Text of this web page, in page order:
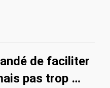
de faciliter
pas trop …